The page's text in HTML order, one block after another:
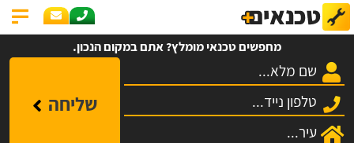
מחפשים טכנאי מומלץ? אתם במקום הנכון.
שליחה